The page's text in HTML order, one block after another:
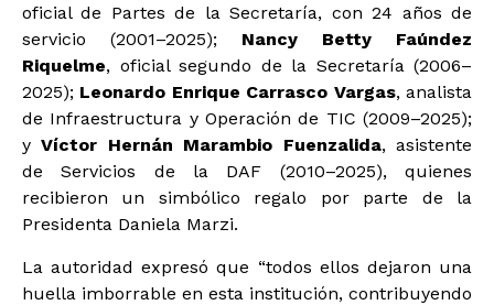
oficial de Partes de la Secretaría, con 24 años de
servicio (2001–2025); Nancy Betty Faúndez
Riquelme, oficial segundo de la Secretaría (2006–
2025); Leonardo Enrique Carrasco Vargas, analista
de Infraestructura y Operación de TIC (2009–2025);
yVíctor Hernán Marambio Fuenzalida, asistente
de Servicios de la DAF (2010–2025), quienes
recibieron un simbólico regalo por parte de la
Presidenta Daniela Marzi.
La autoridad expresó que “todos ellos dejaron una
huella imborrable en esta institución, contribuyendo